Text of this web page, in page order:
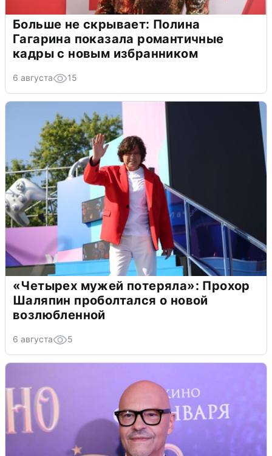
Больше не скрывает: Полина
Гагарина показала романтичные
кадры с новым избранником
6 августа 15
«Четырех мужей потеряла»: Прохор
Шаляпин проболтался о новой
возлюбленной
6 августа 5